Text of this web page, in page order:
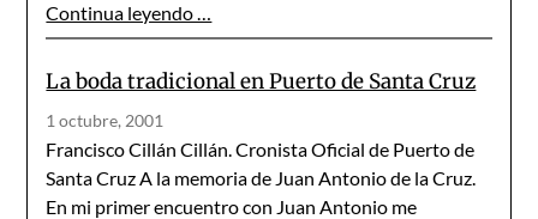
Continua leyendo …
La boda tradicional en Puerto de Santa Cruz
1 octubre, 2001
Francisco Cillán Cillán. Cronista Oficial de Puerto de
Santa Cruz A la memoria de Juan Antonio de la Cruz.
En mi primer encuentro con Juan Antonio me